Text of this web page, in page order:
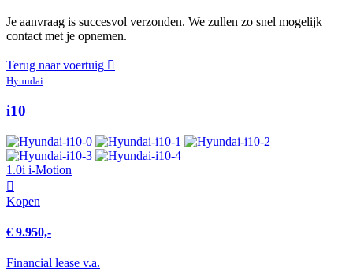
Je aanvraag is succesvol verzonden. We zullen zo snel mogelijk
contact met je opnemen.
Terug naar voertuig
Hyundai
i10
1.0i i-Motion
Kopen
€ 9.950,-
Financial lease v.a.